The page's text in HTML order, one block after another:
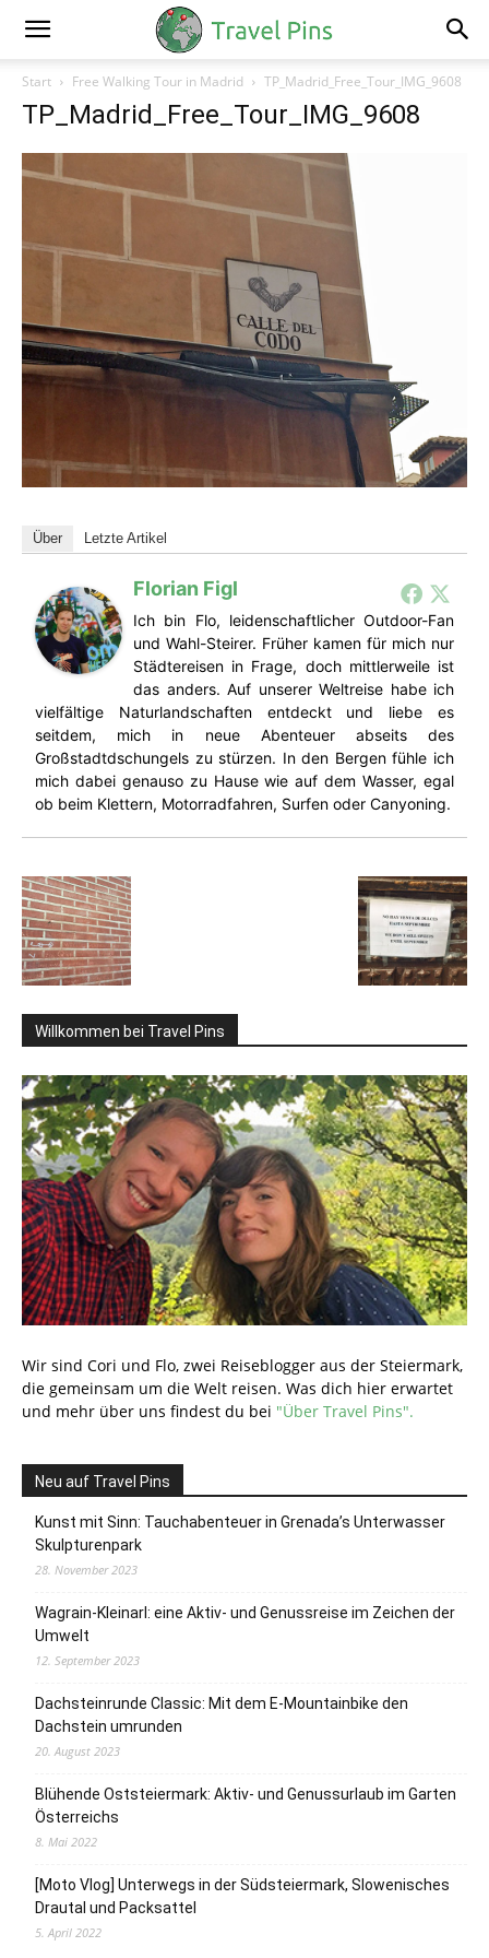
Start Free Walking Tour in Madrid TP_Madrid_Free_Tour_IMG_9608
TP_Madrid_Free_Tour_IMG_9608
Über Letzte Artikel
Florian Figl
Ich bin Flo, leidenschaftlicher Outdoor-Fan
und Wahl-Steirer. Früher kamen für mich nur
Städtereisen in Frage, doch mittlerweile ist
das anders. Auf unserer Weltreise habe ich
vielfältige Naturlandschaften entdeckt und liebe es
seitdem, mich in neue Abenteuer abseits des
Großstadtdschungels zu stürzen. In den Bergen fühle ich
mich dabei genauso zu Hause wie auf dem Wasser, egal
ob beim Klettern, Motorradfahren, Surfen oder Canyoning.
Willkommen bei Travel Pins
Wir sind Cori und Flo, zwei Reiseblogger aus der Steiermark,
die gemeinsam um die Welt reisen. Was dich hier erwartet
und mehr über uns findest du bei "Über Travel Pins".
Neu auf Travel Pins
Kunst mit Sinn: Tauchabenteuer in Grenada’s Unterwasser
Skulpturenpark
28. November 2023
Wagrain-Kleinarl: eine Aktiv- und Genussreise im Zeichen der
Umwelt
12. September 2023
Dachsteinrunde Classic: Mit dem E-Mountainbike den
Dachstein umrunden
20. August 2023
Blühende Oststeiermark: Aktiv- und Genussurlaub im Garten
Österreichs
8. Mai 2022
[Moto Vlog] Unterwegs in der Südsteiermark, Slowenisches
Drautal und Packsattel
5. April 2022